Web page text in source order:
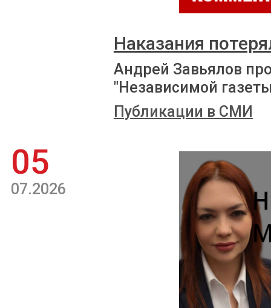
Наказания
Андрей Завьялов
"Независимой
Публикации в СМИ
05
07.2026